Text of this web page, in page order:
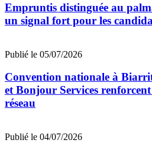
Empruntis distinguée au
un signal fort pour les
Publié le 05/07/2026
Convention nationale à
et Bonjour Services
réseau
Publié le 04/07/2026